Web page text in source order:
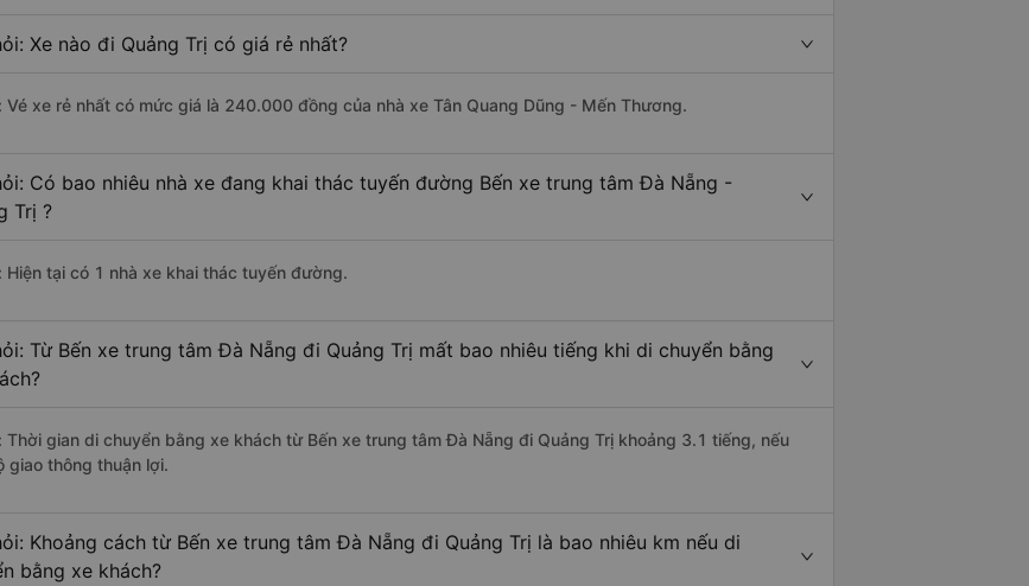
Xe nào đi Quảng Trị có giá rẻ nhất?
Vé xe rẻ nhất có mức giá là 240.000 đồng của nhà xe Tân Quang Dũng - Mến Thương.
Có bao nhiêu nhà xe đang khai thác tuyến đường Bến xe trung tâm Đà Nẵng -
Trị ?
Hiện tại có 1 nhà xe khai thác tuyến đường.
Từ Bến xe trung tâm Đà Nẵng đi Quảng Trị mất bao nhiêu tiếng khi di chuyển bằng
Thời gian di chuyển bằng xe khách từ Bến xe trung tâm Đà Nẵng đi Quảng Trị khoảng 3.1 tiếng, nếu
giao thông thuận lợi.
Khoảng cách từ Bến xe trung tâm Đà Nẵng đi Quảng Trị là bao nhiêu km nếu di
bằng xe khách?